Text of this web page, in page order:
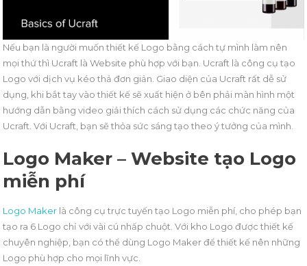
Nếu bạn là người muốn thiết kế Logo bằng cách tự mình làm nên
mọi thứ thì Ucraft là Website phù hợp với bạn. Ucraft là công cụ tạo
Logo với dịch vụ kéo thả đơn giản. Giao diện của Ucraft rất dễ sử
dụng, khi bắt tay vào thiết kế sẽ xuất hiện ở bên phải màn hình một
hướng dẫn bằng video giải thích cách sử dụng các chức năng của
Ucraft. Với Ucraft, bạn sẽ thỏa sức sáng tạo theo ý tưởng của mình.
Logo Maker – Website tạo Logo
miễn phí
Logo Maker là công cụ trực tuyến tạo Logo miễn phí, cho phép bạn
tạo ra 6 Logo chỉ với vài cú nhấp chuột. Với kho Logo được thiết kế
chuyên nghiệp, bạn có thể dùng Logo Maker để thiết kế nên những
Logo phù hợp cho mọi lĩnh vực.